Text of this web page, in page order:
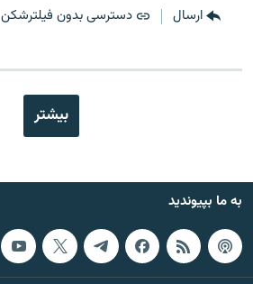
ارسال دسترسی بدون فیلترشکن
بیشتر
به ما بپیوندید